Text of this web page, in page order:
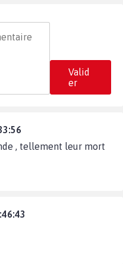
Valid
er
, tellement leur mort